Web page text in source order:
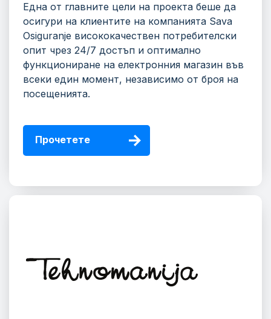
Една от главните цели на проекта беше да
осигури на клиентите на компанията Sava
Osiguranje висококачествен потребителски
опит чрез 24/7 достъп и оптимално
функциониране на електронния магазин във
всеки един момент, независимо от броя на
посещенията.
Прочетете